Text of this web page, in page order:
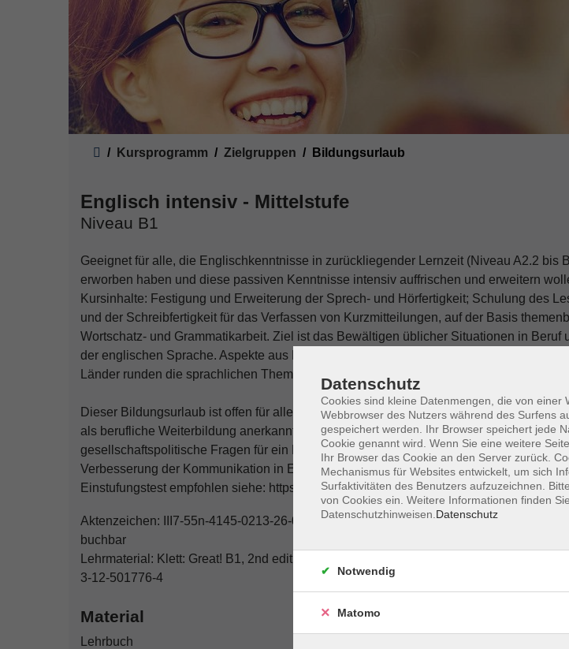
Kursprogramm Zielgruppen Bildungsurlaub
Englisch intensiv - Mittelstufe
Niveau B1
Geeignet für alle, die Englischkenntnisse in zurückliegender Lernzeit (Niveau A2.2 bis
erworben haben und diese passiven Kenntnisse intensiv auffrischen und erweitern
Kursinhalte: Festigung und Erweiterung der Sprech- und Hörfertigkeit; Schulung des
und der Schreibfertigkeit für das Verfassen von Kurzmitteilungen, auf der Basis
Wortschatz- und Grammatikarbeit. Ziel ist das Bewältigen üblicher Situationen in Beruf
der englischen Sprache. Aspekte aus Politik, Wirtschaft, Kultur und Geschichte
Länder runden die sprachlichen Themen ab.
Dieser Bildungsurlaub ist offen für alle und gleichzeitig vom Ministerium in Hessen
als berufliche Weiterbildung anerkannt. Er vermittelt interkulturelle Kompetenzen und
gesellschaftspolitische Fragen für ein Europa mit einer mehrsprachigen
Verbesserung der Kommunikation in Europa.
Einstufungstest empfohlen siehe: https://www.vhs-schwalm-eder.de/informationen/
Aktenzeichen: III7-55n-4145-0213-26-0863 gültig bis 16.08.2028. Freie Plätze bis zum
buchbar
Lehrmaterial: Klett: Great! B1, 2nd edition - Hybride Ausgabe allango inkl.
3-12-501776-4
Material
Lehrbuch
Datenschutz
Cookies sind kleine Datenmengen, die von einer
Webbrowser des Nutzers während des Surfens
gespeichert werden. Ihr Browser speichert jede
Cookie genannt wird. Wenn Sie eine weitere
Ihr Browser das Cookie an den Server zurück.
Mechanismus für Websites entwickelt, um sich
Surfaktivitäten des Benutzers aufzuzeichnen.
von Cookies ein. Weitere Informationen finden
Datenschutzhinweisen. Datenschutz
Notwendig
Matomo